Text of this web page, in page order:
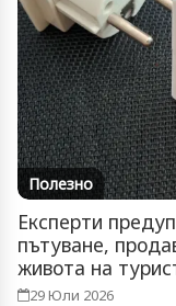
Полезно
Експерти
пътуване,
живота на
29 Юли 2026